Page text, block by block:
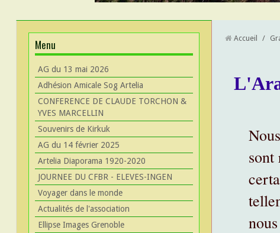
Menu
AG du 13 mai 2026
Adhésion Amicale Sog Artelia
CONFERENCE DE CLAUDE TORCHON &
YVES MARCELLIN
Souvenirs de Kirkuk
AG du 14 février 2025
Artelia Diaporama 1920-2020
JOURNEE DU CFBR - ELEVES-INGEN
Voyager dans le monde
Actualités de l'association
Ellipse Images Grenoble
Accueil /
sont